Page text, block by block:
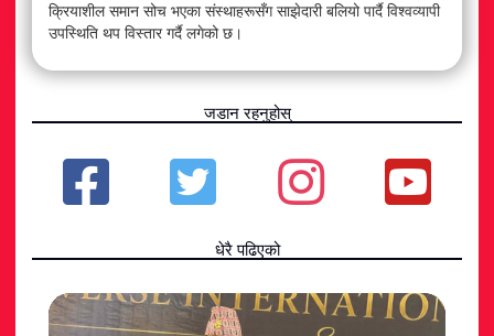
क्रियाशील समान सोच भएका संस्थाहरूसँग साझेदारी बलियो पार्दै विश्वव्यापी
उपस्थिति थप विस्तार गर्दै लगेको छ।
जडान रहनुहोस्
धेरै पढिएको